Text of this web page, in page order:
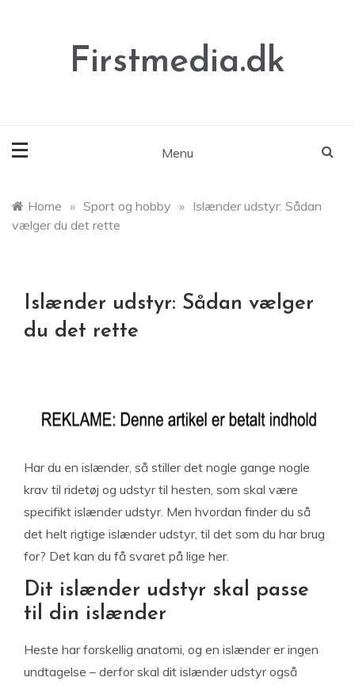
Firstmedia.dk
Menu
Home » Sport og hobby » Islænder udstyr: Sådan
vælger du det rette
Islænder udstyr: Sådan vælger
du det rette
Har du en islænder, så stiller det nogle gange nogle
krav til ridetøj og udstyr til hesten, som skal være
specifikt islænder udstyr. Men hvordan finder du så
det helt rigtige islænder udstyr, til det som du har brug
for? Det kan du få svaret på lige her.
Dit islænder udstyr skal passe
til din islænder
Heste har forskellig anatomi, og en islænder er ingen
undtagelse – derfor skal dit islænder udstyr også